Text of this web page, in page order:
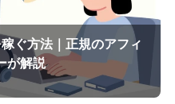
ぐ方法｜正規のアフィ
が解説